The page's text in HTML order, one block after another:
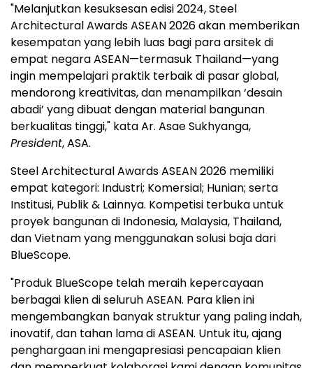
"Melanjutkan kesuksesan edisi 2024, Steel
Architectural Awards ASEAN 2026 akan memberikan
kesempatan yang lebih luas bagi para arsitek di
empat negara ASEAN—termasuk Thailand—yang
ingin mempelajari praktik terbaik di pasar global,
mendorong kreativitas, dan menampilkan ‘desain
abadi’ yang dibuat dengan material bangunan
berkualitas tinggi," kata Ar. Asae Sukhyanga,
President, ASA.
Steel Architectural Awards ASEAN 2026 memiliki
empat kategori: Industri; Komersial; Hunian; serta
Institusi, Publik & Lainnya. Kompetisi terbuka untuk
proyek bangunan di Indonesia, Malaysia, Thailand,
danVietnamyang menggunakan solusi baja dari
BlueScope.
"Produk BlueScope telah meraih kepercayaan
berbagai klien di seluruh ASEAN. Para klien ini
mengembangkan banyak struktur yang paling indah,
inovatif, dan tahan lama di ASEAN. Untuk itu, ajang
penghargaan ini mengapresiasi pencapaian klien